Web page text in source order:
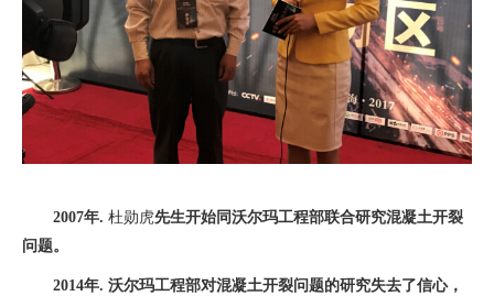
2007年. 杜勋虎先生开始同沃尔玛工程部联合研究混凝土开裂
问题。
2014年. 沃尔玛工程部对混凝土开裂问题的研究失去了信心，